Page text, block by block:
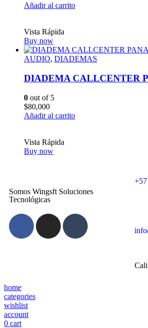
Añadir al carrito
Vista Rápida
Buy now
AUDIO, DIADEMAS
DIADEMA CALLCENTER
0 out of 5
$80,000
Añadir al carrito
Vista Rápida
Buy now
Somos Wingsft Soluciones
Tecnológicas
home
categories
wishlist
account
0 cart